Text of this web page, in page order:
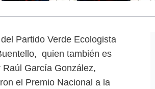
Partido Verde Ecologista
quien también es
García González,
el Premio Nacional a la